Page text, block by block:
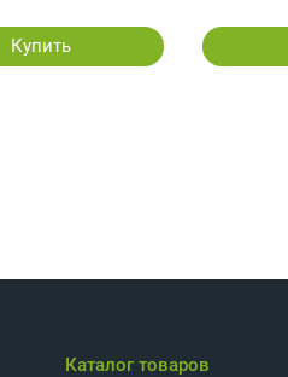
Купить
Каталог товаров